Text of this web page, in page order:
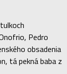
Pedro
obsadenia
tá pekná baba z